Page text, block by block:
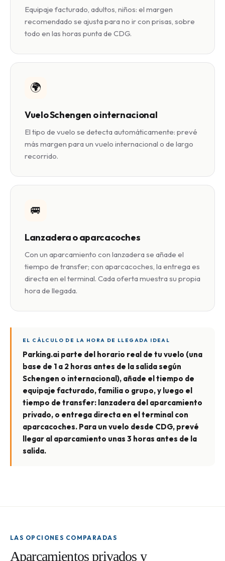
Equipaje facturado, adultos, niños: el margen
recomendado se ajusta para no ir con prisas, sobre
todo en las horas punta de CDG.
🌍
Vuelo Schengen o internacional
El tipo de vuelo se detecta automáticamente: prevé
más margen para un vuelo internacional o de largo
recorrido.
🚐
Lanzadera o aparcacoches
Con un aparcamiento con lanzadera se añade el
tiempo de transfer; con aparcacoches, la entrega es
directa en el terminal. Cada oferta muestra su propia
hora de llegada.
EL CÁLCULO DE LA HORA DE LLEGADA IDEAL
Parking.ai parte del horario real de tu vuelo (una
base de 1 a 2 horas antes de la salida según
Schengen o internacional), añade el tiempo de
equipaje facturado, familia o grupo, y luego el
tiempo de transfer: lanzadera del aparcamiento
privado, o entrega directa en el terminal con
aparcacoches. Para un vuelo desde CDG, prevé
llegar al aparcamiento unas 3 horas antes de la
salida.
LAS OPCIONES COMPARADAS
Aparcamientos privados y